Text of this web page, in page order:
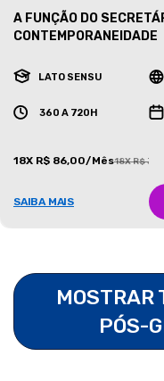
A FUNÇÃO DO
CONTEMPORANEIDADE
LATO SENSU
360 A 720H
18X R$ 86,00/Mês18X R$
SAIBA MAIS
MOSTRAR
PÓS-